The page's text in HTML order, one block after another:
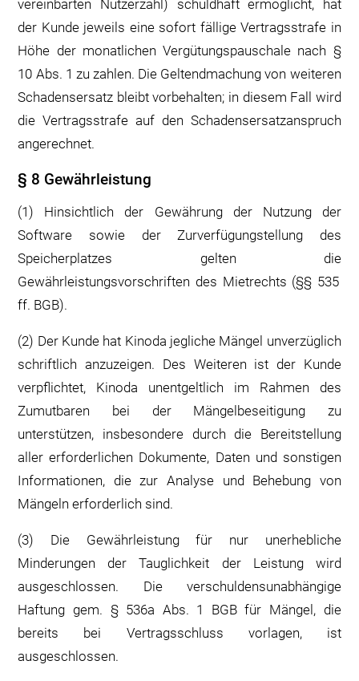
vereinbarten Nutzerzahl) schuldhaft ermöglicht, hat
der Kunde jeweils eine sofort fällige Vertragsstrafe in
Höhe der monatlichen Vergütungspauschale nach §
10 Abs. 1 zu zahlen. Die Geltendmachung von weiteren
Schadensersatz bleibt vorbehalten; in diesem Fall wird
die Vertragsstrafe auf den Schadensersatzanspruch
angerechnet.
§ 8 Gewährleistung
(1) Hinsichtlich der Gewährung der Nutzung der
Software sowie der Zurverfügungstellung des
Speicherplatzes gelten die
Gewährleistungsvorschriften des Mietrechts (§§ 535
ff. BGB).
(2) Der Kunde hat Kinoda jegliche Mängel unverzüglich
schriftlich anzuzeigen. Des Weiteren ist der Kunde
verpflichtet, Kinoda unentgeltlich im Rahmen des
Zumutbaren bei der Mängelbeseitigung zu
unterstützen, insbesondere durch die Bereitstellung
aller erforderlichen Dokumente, Daten und sonstigen
Informationen, die zur Analyse und Behebung von
Mängeln erforderlich sind.
(3) Die Gewährleistung für nur unerhebliche
Minderungen der Tauglichkeit der Leistung wird
ausgeschlossen. Die verschuldensunabhängige
Haftung gem. § 536a Abs. 1 BGB für Mängel, die
bereits bei Vertragsschluss vorlagen, ist
ausgeschlossen.